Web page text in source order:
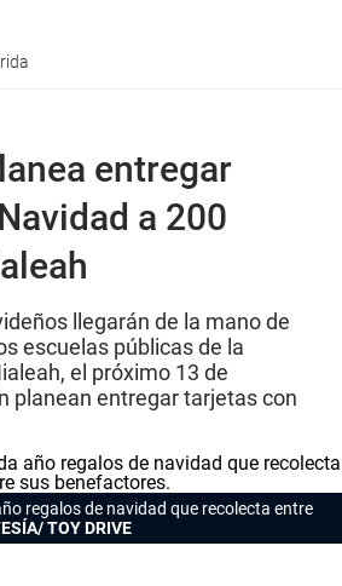
entregar
a 200
llegarán de la mano de
escuelas públicas de la
el próximo 13 de
planean entregar tarjetas con
regalos de navidad que recolecta entre
TOY DRIVE